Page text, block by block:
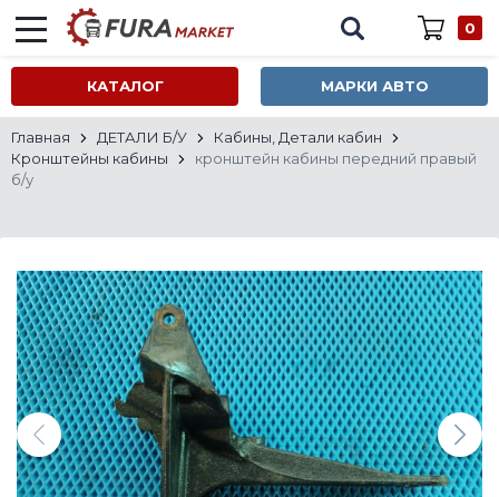
0
КАТАЛОГ МАРКИ АВТО
Главная ДЕТАЛИ Б/У
Кабины, Детали кабин
Кронштейны кабины
кронштейн кабины передний правый
б/у